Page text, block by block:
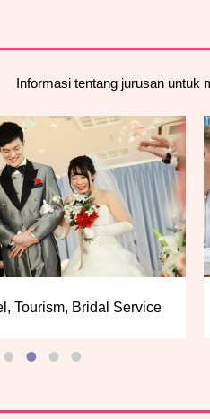
Informasi tentang jurusan untuk
Tourism, Bridal Service